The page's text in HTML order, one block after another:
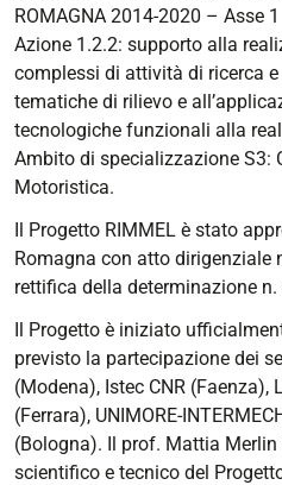
ROMAGNA 2014-2020 – Asse
Azione 1.2.2: supporto alla
complessi di attività di ricerca
tematiche di rilievo e
tecnologiche funzionali alla
Ambito di specializzazione S3:
Motoristica.
Il Progetto RIMMEL è stato
Romagna con atto dirigenziale
rettifica della determinazione
Il Progetto è iniziato
previsto la partecipazione dei
(Modena), Istec CNR (Faenza),
(Ferrara), UNIMORE-
(Bologna). Il prof. Mattia
scientifico e tecnico del